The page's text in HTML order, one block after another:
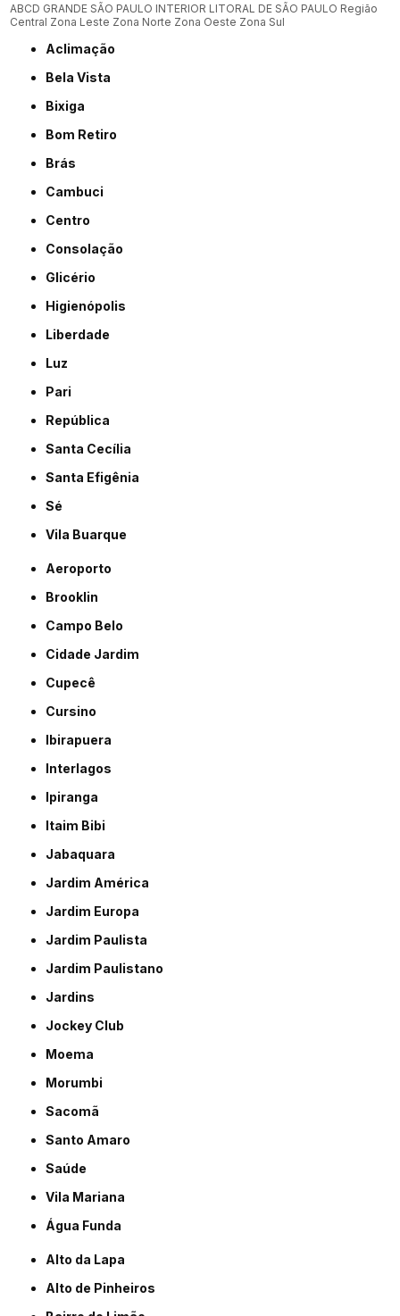
ABCD GRANDE SÃO PAULO INTERIOR LITORAL DE SÃO PAULO Região
Central Zona Leste Zona Norte Zona Oeste Zona Sul
Aclimação
Bela Vista
Bixiga
Bom Retiro
Brás
Cambuci
Centro
Consolação
Glicério
Higienópolis
Liberdade
Luz
Pari
República
Santa Cecília
Santa Efigênia
Sé
Vila Buarque
Aeroporto
Brooklin
Campo Belo
Cidade Jardim
Cupecê
Cursino
Ibirapuera
Interlagos
Ipiranga
Itaim Bibi
Jabaquara
Jardim América
Jardim Europa
Jardim Paulista
Jardim Paulistano
Jardins
Jockey Club
Moema
Morumbi
Sacomã
Santo Amaro
Saúde
Vila Mariana
Água Funda
Alto da Lapa
Alto de Pinheiros